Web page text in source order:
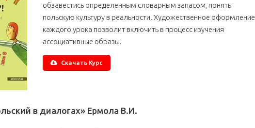
обзавестись определенным словарным запасом, понять
польскую культуру в реальности. Художественное оформление
каждого урока позволит включить в процесс изучения
ассоциативные образы.
Скачать Курс
в диалогах» Ермола В.И.